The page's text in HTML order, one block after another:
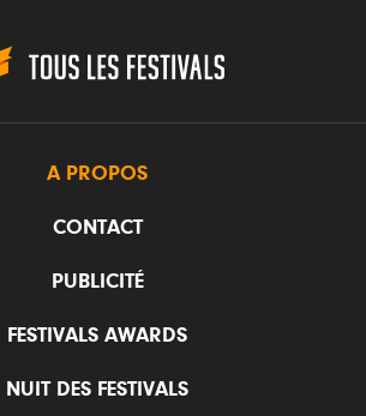
A PROPOS
CONTACT
PUBLICITÉ
FESTIVALS AWARDS
NUIT DES FESTIVALS